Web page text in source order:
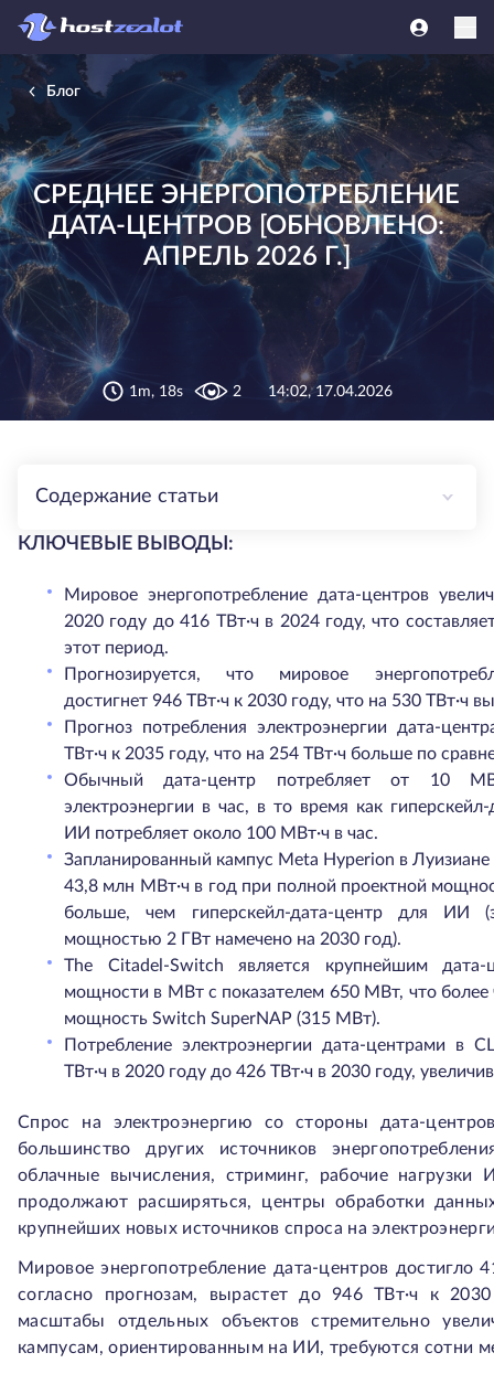
Блог
СРЕДНЕЕ ЭНЕРГОПОТРЕБЛЕНИЕ
ДАТА-ЦЕНТРОВ [ОБНОВЛЕНО:
АПРЕЛЬ 2026 Г.]
1m, 18s 2 14:02, 17.04.2026
Содержание статьи
КЛЮЧЕВЫЕ ВЫВОДЫ:
Мировое энергопотребление дата-центров
2020 году до 416 ТВт·ч в 2024 году, что
этот период.
Прогнозируется, что мировое
достигнет 946 ТВт·ч к 2030 году, что на 530 ТВт·ч
Прогноз потребления электроэнергии дата-
ТВт·ч к 2035 году, что на 254 ТВт·ч больше по
Обычный дата-центр потребляет от 10
электроэнергии в час, в то время как
ИИ потребляет около 100 МВт·ч в час.
Запланированный кампус Meta Hyperion в
43,8 млн МВт·ч в год при полной проектной
больше, чем гиперскейл-дата-центр для ИИ
мощностью 2 ГВт намечено на 2030 год).
The Citadel-Switch является крупнейшим
мощности в МВт с показателем 650 МВт, что
мощность Switch SuperNAP (315 МВт).
Потребление электроэнергии дата-центрами в
ТВт·ч в 2020 году до 426 ТВт·ч в 2030 году,
Спрос на электроэнергию со стороны дата-
большинство других источников
облачные вычисления, стриминг, рабочие
продолжают расширяться, центры обработки
крупнейших новых источников спроса на
Мировое энергопотребление дата-центров достигло
согласно прогнозам, вырастет до 946 ТВт·ч к
масштабы отдельных объектов стремительно
кампусам, ориентированным на ИИ, требуются сотни